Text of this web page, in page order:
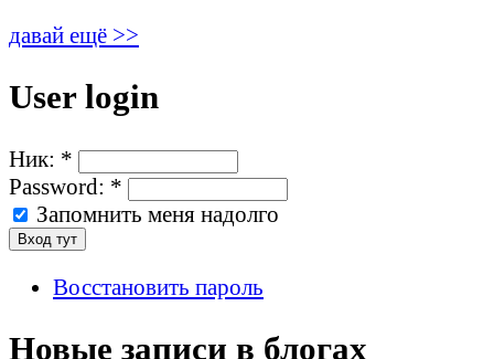
давай ещё >>
User login
Ник: *
Password: *
Запомнить меня надолго
Восстановить пароль
Новые записи в блогах